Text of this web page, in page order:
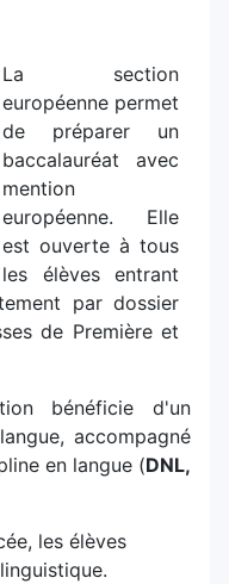
La section
européenne permet
de préparer un
baccalauréat avec
mention
européenne. Elle
est ouverte à tous
les élèves entrant
par dossier
de Première et
bénéficie d'un
accompagné
en langue (DNL,
les élèves